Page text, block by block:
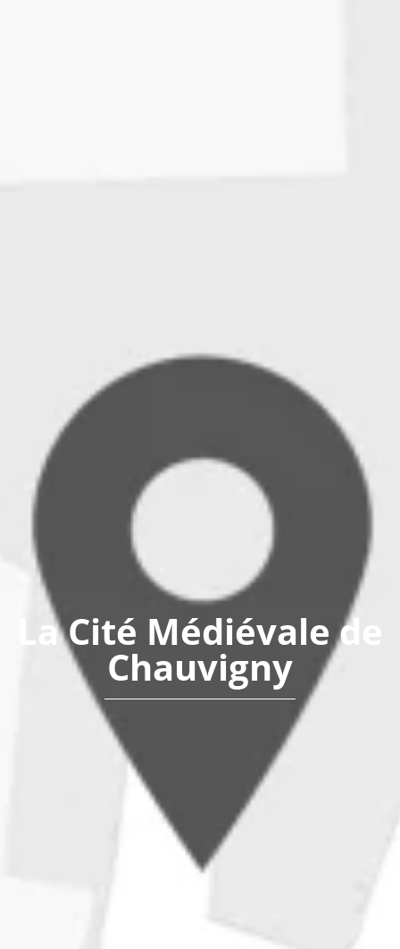
La Cité Médiévale de
Chauvigny